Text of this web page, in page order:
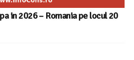
in 2026 – Romania pe locul 20